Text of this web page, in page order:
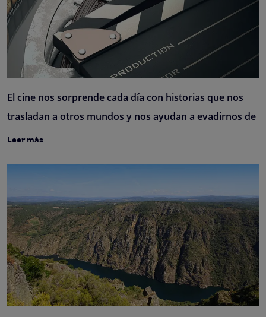
El cine nos sorprende cada día con historias que nos
trasladan a otros mundos y nos ayudan a evadirnos de
Leer más